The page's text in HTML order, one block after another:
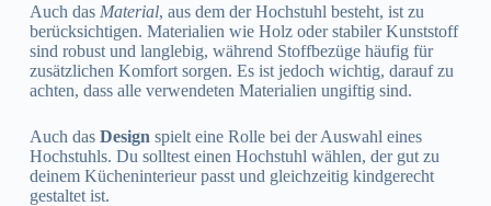
Auch das Material, aus dem der Hochstuhl besteht, ist zu
berücksichtigen. Materialien wie Holz oder stabiler Kunststoff
sind robust und langlebig, während Stoffbezüge häufig für
zusätzlichen Komfort sorgen. Es ist jedoch wichtig, darauf zu
achten, dass alle verwendeten Materialien ungiftig sind.
Auch das Design spielt eine Rolle bei der Auswahl eines
Hochstuhls. Du solltest einen Hochstuhl wählen, der gut zu
deinem Kücheninterieur passt und gleichzeitig kindgerecht
gestaltet ist.